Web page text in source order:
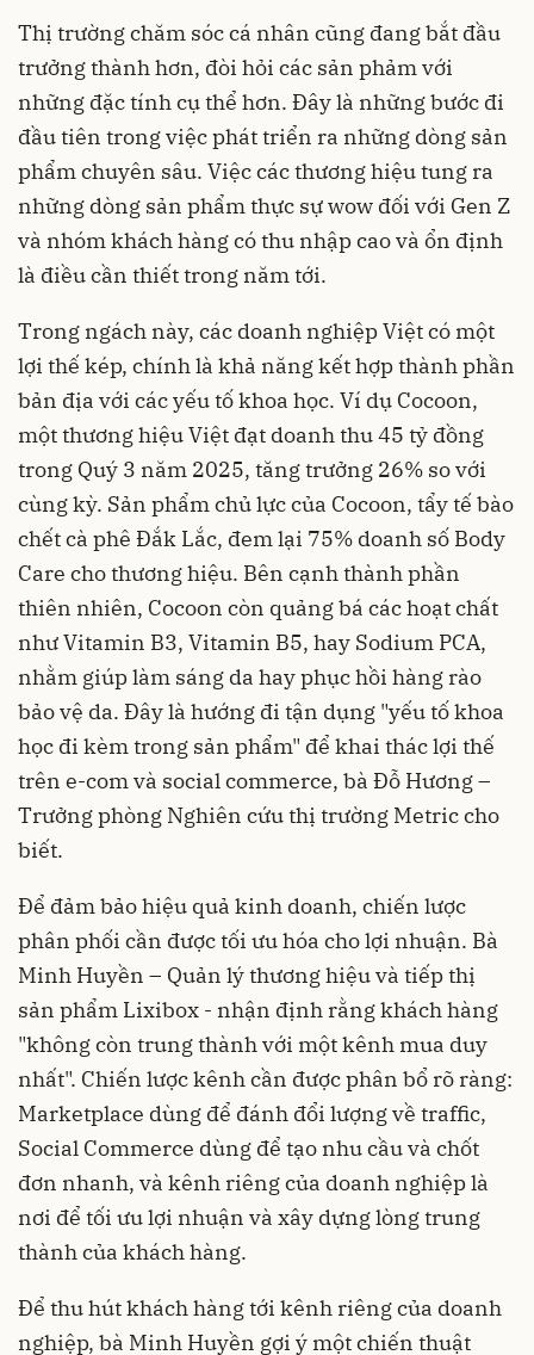
Thị trường chăm sóc cá nhân cũng đang bắt đầu
trưởng thành hơn, đòi hỏi các sản phảm với
những đặc tính cụ thể hơn. Đây là những bước đi
đầu tiên trong việc phát triển ra những dòng sản
phẩm chuyên sâu. Việc các thương hiệu tung ra
những dòng sản phẩm thực sự wow đối với Gen Z
và nhóm khách hàng có thu nhập cao và ổn định
là điều cần thiết trong năm tới.
Trong ngách này, các doanh nghiệp Việt có một
lợi thế kép, chính là khả năng kết hợp thành phần
bản địa với các yếu tố khoa học. Ví dụ Cocoon,
một thương hiệu Việt đạt doanh thu 45 tỷ đồng
trong Quý 3 năm 2025, tăng trưởng 26% so với
cùng kỳ. Sản phẩm chủ lực của Cocoon, tẩy tế bào
chết cà phê Đắk Lắc, đem lại 75% doanh số Body
Care cho thương hiệu. Bên cạnh thành phần
thiên nhiên, Cocoon còn quảng bá các hoạt chất
như Vitamin B3, Vitamin B5, hay Sodium PCA,
nhằm giúp làm sáng da hay phục hồi hàng rào
bảo vệ da. Đây là hướng đi tận dụng "yếu tố khoa
học đi kèm trong sản phẩm" để khai thác lợi thế
trên e-com và social commerce, bà Đỗ Hương –
Trưởng phòng Nghiên cứu thị trường Metric cho
biết.
Để đảm bảo hiệu quả kinh doanh, chiến lược
phân phối cần được tối ưu hóa cho lợi nhuận. Bà
Minh Huyền – Quản lý thương hiệu và tiếp thị
sản phẩm Lixibox - nhận định rằng khách hàng
"không còn trung thành với một kênh mua duy
nhất". Chiến lược kênh cần được phân bổ rõ ràng:
Marketplace dùng để đánh đổi lượng về traffic,
Social Commerce dùng để tạo nhu cầu và chốt
đơn nhanh, và kênh riêng của doanh nghiệp là
nơi để tối ưu lợi nhuận và xây dựng lòng trung
thành của khách hàng.
Để thu hút khách hàng tới kênh riêng của doanh
nghiệp, bà Minh Huyền gợi ý một chiến thuật